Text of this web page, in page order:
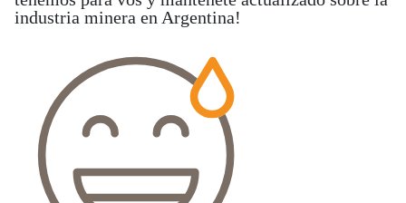
industria minera en Argentina!